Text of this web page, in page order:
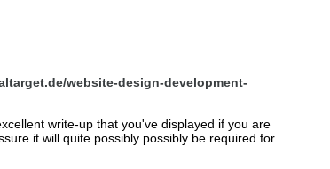
website-design-development-
write-up that you've displayed if you are
it will quite possibly possibly be required for